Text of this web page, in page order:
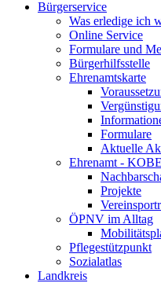
Bürgerservice
Was erledige ich
Online Service
Formulare und
Bürgerhilfsstelle
Ehrenamtskarte
Formulare
Aktuelle
Ehrenamt - KOBE
Projekte
ÖPNV im Alltag
Pflegestützpunkt
Sozialatlas
Landkreis